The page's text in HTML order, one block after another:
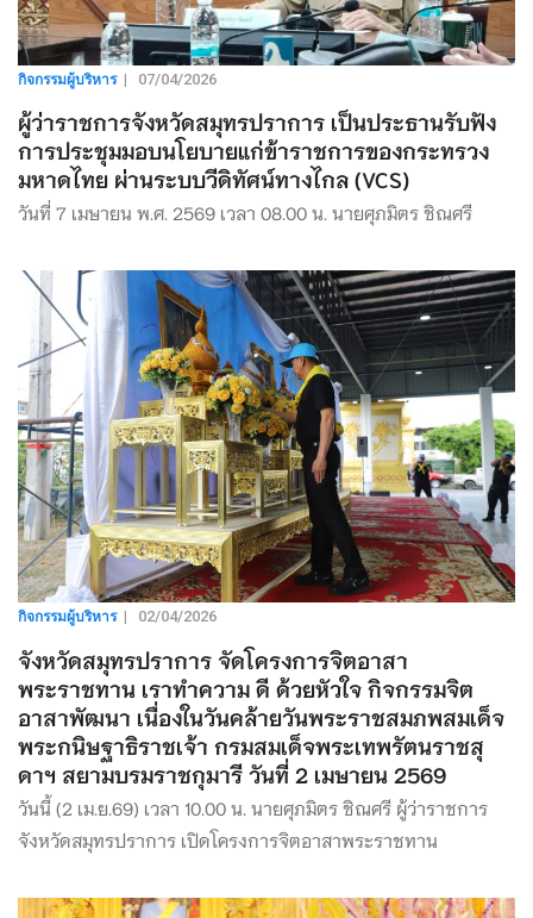
กิจกรรมผู้บริหาร| 07/04/2026
ผู้ว่าราชการจังหวัดสมุทรปราการ เป็นประธานรับฟัง
การประชุมมอบนโยบายแก่ข้าราชการของกระทรวง
มหาดไทย ผ่านระบบวีดิทัศน์ทางไกล (VCS)
วันที่ 7 เมษายน พ.ศ. 2569 เวลา 08.00 น. นายศุภมิตร ชิณศรี
กิจกรรมผู้บริหาร| 02/04/2026
จังหวัดสมุทรปราการ จัดโครงการจิตอาสา
พระราชทาน เราทำความ ดี ด้วยหัวใจ กิจกรรมจิต
อาสาพัฒนา เนื่องในวันคล้ายวันพระราชสมภพสมเด็จ
พระกนิษฐาธิราชเจ้า กรมสมเด็จพระเทพรัตนราชสุ
ดาฯ สยามบรมราชกุมารี วันที่ 2 เมษายน 2569
วันนี้ (2 เม.ย.69) เวลา 10.00 น. นายศุภมิตร ชิณศรี ผู้ว่าราชการ
จังหวัดสมุทรปราการ เปิดโครงการจิตอาสาพระราชทาน